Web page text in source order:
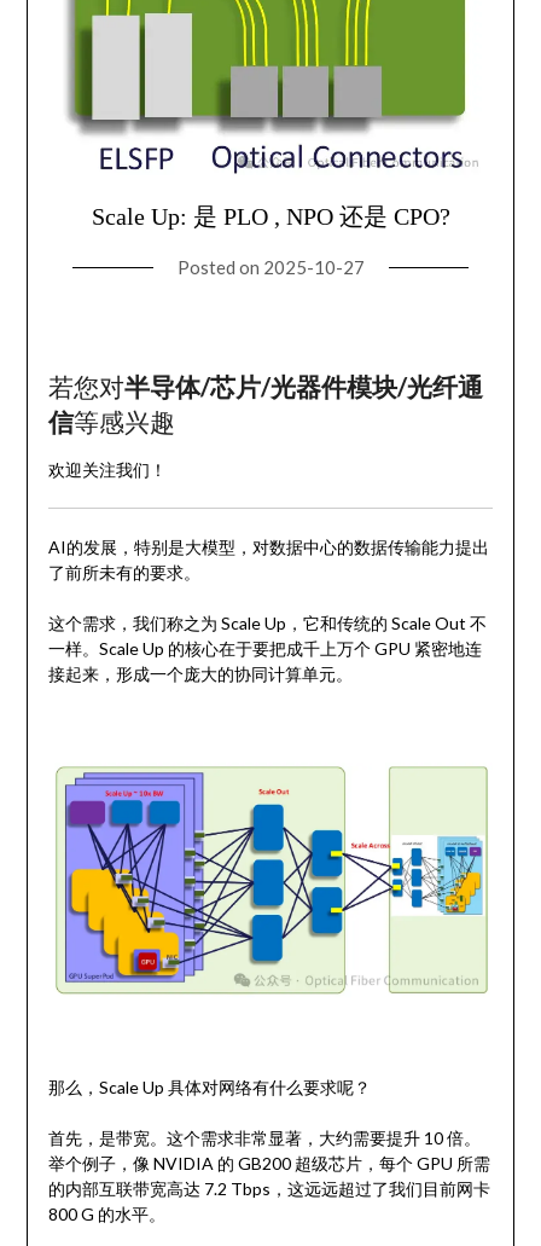
Scale Up: 是 PLO , NPO 还是 CPO?
Posted on 2025-10-27
若您对半导体/芯片/光器件模块/光纤通
信等感兴趣
欢迎关注我们！
AI的发展，特别是大模型，对数据中心的数据传输能力提出
了前所未有的要求。
这个需求，我们称之为 Scale Up，它和传统的 Scale Out 不
一样。Scale Up 的核心在于要把成千上万个 GPU 紧密地连
接起来，形成一个庞大的协同计算单元。
那么，Scale Up 具体对网络有什么要求呢？
首先，是带宽。这个需求非常显著，大约需要提升 10 倍。
举个例子，像 NVIDIA 的 GB200 超级芯片，每个 GPU 所需
的内部互联带宽高达 7.2 Tbps，这远远超过了我们目前网卡
800 G 的水平。